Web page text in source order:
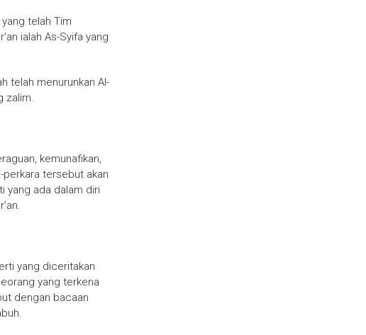
telah Tim
ialah As-Syifa yang
telah menurunkan Al-
zalim.
kemunafikan,
perkara tersebut akan
yang ada dalam diri
yang diceritakan
yang terkena
dengan bacaan